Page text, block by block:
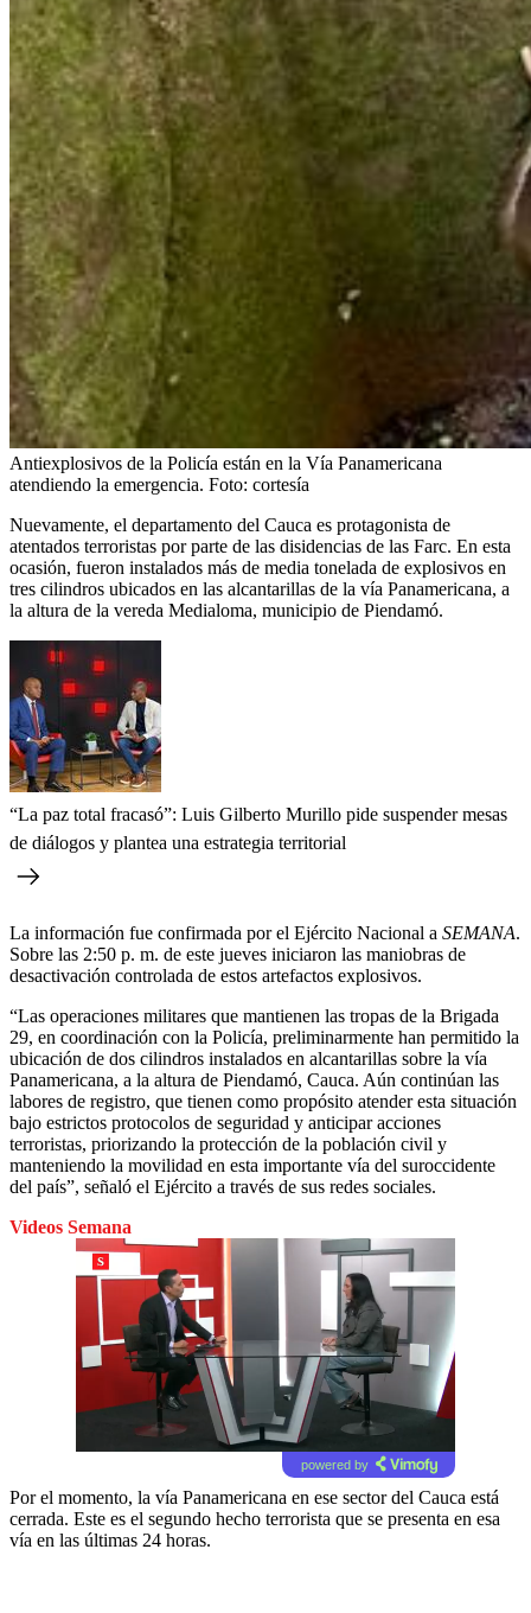
Antiexplosivos de la Policía están en la Vía Panamericana
atendiendo la emergencia. Foto: cortesía
Nuevamente, el departamento del Cauca es protagonista de
atentados terroristas por parte de las disidencias de las Farc. En esta
ocasión, fueron instalados más de media tonelada de explosivos en
tres cilindros ubicados en las alcantarillas de la vía Panamericana, a
la altura de la vereda Medialoma, municipio de Piendamó.
“La paz total fracasó”: Luis Gilberto Murillo pide suspender mesas
de diálogos y plantea una estrategia territorial
La información fue confirmada por el Ejército Nacional a SEMANA.
Sobre las 2:50 p. m. de este jueves iniciaron las maniobras de
desactivación controlada de estos artefactos explosivos.
“Las operaciones militares que mantienen las tropas de la Brigada
29, en coordinación con la Policía, preliminarmente han permitido la
ubicación de dos cilindros instalados en alcantarillas sobre la vía
Panamericana, a la altura de Piendamó, Cauca. Aún continúan las
labores de registro, que tienen como propósito atender esta situación
bajo estrictos protocolos de seguridad y anticipar acciones
terroristas, priorizando la protección de la población civil y
manteniendo la movilidad en esta importante vía del suroccidente
del país”, señaló el Ejército a través de sus redes sociales.
Videos Semana
powered by
Por el momento, la vía Panamericana en ese sector del Cauca está
cerrada. Este es el segundo hecho terrorista que se presenta en esa
vía en las últimas 24 horas.